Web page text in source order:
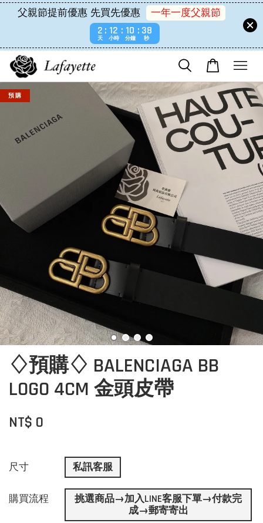
父親節提前優惠 先買先優惠
一年一度父親節
2
天
12
小時
10
分鐘
38
秒
預 購
♢預購♢ BALENCIAGA BB
LOGO 4CM 金頭皮帶
NT$ 0
尺寸 私訊客服
購買流程
挑選商品→加入LINE客服下單→付款完
成→郵寄寄出